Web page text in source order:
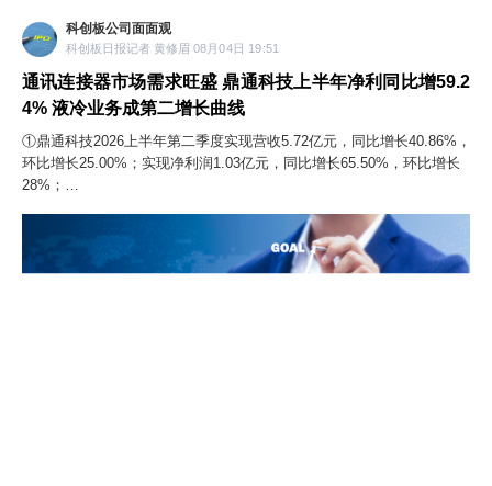
科创板公司面面观
科创板日报记者 黄修眉 08月04日 19:51
通讯连接器市场需求旺盛 鼎通科技上半年净利同比增59.2
4% 液冷业务成第二增长曲线
①鼎通科技2026上半年第二季度实现营收5.72亿元，同比增长40.86%，
环比增长25.00%；实现净利润1.03亿元，同比增长65.50%，环比增长
28%；
速连接器之后，驱动公司未来发展的第二条核心成长曲线。